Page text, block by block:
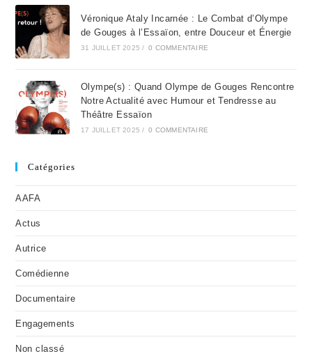
Véronique Ataly Incarnée : Le Combat d’Olympe
de Gouges à l’Essaïon, entre Douceur et Énergie
31 JUILLET 2025 / 0 COMMENTAIRE
Olympe(s) : Quand Olympe de Gouges Rencontre
Notre Actualité avec Humour et Tendresse au
Théâtre Essaïon
17 JUILLET 2025 / 0 COMMENTAIRE
Catégories
AAFA
Actus
Autrice
Comédienne
Documentaire
Engagements
Non classé